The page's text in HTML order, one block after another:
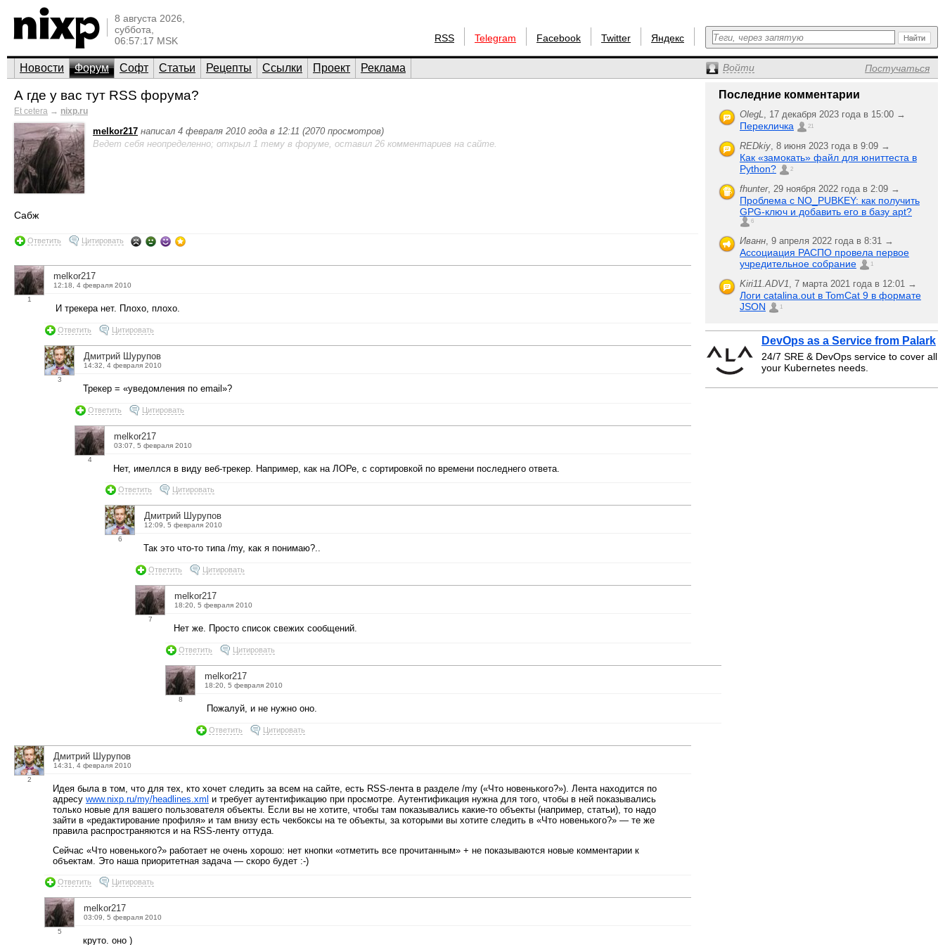
8 августа 2026,
суббота,
06:57:17 MSK
RSS Telegram Facebook Twitter Яндекс
Новости Форум Софт Статьи Рецепты Ссылки Проект Реклама Войти Постучаться
А где у вас тут RSS форума?
Et cetera → nixp.ru
melkor217 написал 4 февраля 2010 года в 12:11 (2070 просмотров)
Ведет себя неопределенно; открыл 1 тему в форуме, оставил 26 комментариев на сайте.
Сабж
Ответить Цитировать
1
melkor217
12:18, 4 февраля 2010
И трекера нет. Плохо, плохо.
Ответить Цитировать
3
Дмитрий Шурупов
14:32, 4 февраля 2010
Трекер = «уведомления по email»?
Ответить Цитировать
4
melkor217
03:07, 5 февраля 2010
Нет, имеллся в виду веб-трекер. Например, как на ЛОРе, с сортировкой по времени последнего ответа.
Ответить Цитировать
6
Дмитрий Шурупов
12:09, 5 февраля 2010
Так это что-то типа /my, как я понимаю?..
Ответить Цитировать
7
melkor217
18:20, 5 февраля 2010
Нет же. Просто список свежих сообщений.
Ответить Цитировать
8
melkor217
18:20, 5 февраля 2010
Пожалуй, и не нужно оно.
Ответить Цитировать
2
Дмитрий Шурупов
14:31, 4 февраля 2010
Идея была в том, что для тех, кто хочет следить за всем на сайте, есть RSS-лента в разделе /my («Что новенького?»). Лента находится по
адресу www.nixp.ru/my/headlines.xml и требует аутентификацию при просмотре. Аутентификация нужна для того, чтобы в ней показывались
только новые для вашего пользователя объекты. Если вы не хотите, чтобы там показывались какие-то объекты (например, статьи), то надо
зайти в «редактирование профиля» и там внизу есть чекбоксы на те объекты, за которыми вы хотите следить в «Что новенького?» — те же
правила распространяются и на RSS-ленту оттуда.
Сейчас «Что новенького?» работает не очень хорошо: нет кнопки «отметить все прочитанным» + не показываются новые комментарии к
объектам. Это наша приоритетная задача — скоро будет :-)
Ответить Цитировать
5
melkor217
03:09, 5 февраля 2010
круто. оно )
Последние комментарии
OlegL, 17 декабря 2023 года в 15:00 →
Перекличка 21
REDkiy, 8 июня 2023 года в 9:09 →
Как «замокать» файл для юниттеста в
Python?
2
fhunter, 29 ноября 2022 года в 2:09 →
Проблема с NO_PUBKEY: как получить
GPG-ключ и добавить его в базу apt?
6
Иванн, 9 апреля 2022 года в 8:31 →
Ассоциация РАСПО провела первое
учредительное собрание
1
Kiri11.ADV1, 7 марта 2021 года в 12:01 →
Логи catalina.out в TomCat 9 в формате
JSON
1
DevOps as a Service from Palark
24/7 SRE & DevOps service to cover all
your Kubernetes needs.